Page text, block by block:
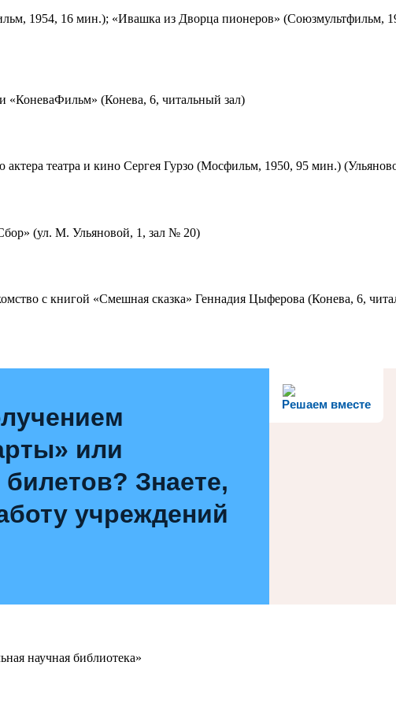
1954, 16 мин.); «Ивашка из Дворца пионеров» (Союзмультфильм,
«КоневаФильм» (Конева, 6, читальный зал)
театра и кино Сергея Гурзо (Мосфильм, 1950, 95 мин.)
(ул. М. Ульяновой, 1, зал № 20)
с книгой «Смешная сказка» Геннадия Цыферова (Конева, 6,
Решаем вместе
или
Знаете,
учреждений
научная библиотека»